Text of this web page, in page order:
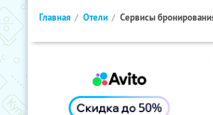
Главная Отели Сервисы